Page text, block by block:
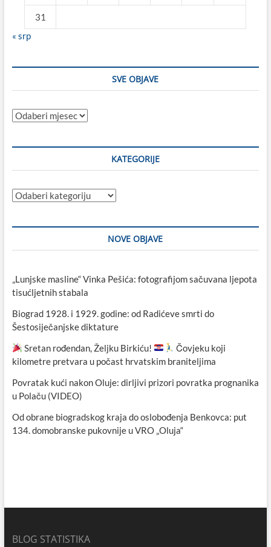
31
« srp
SVE OBJAVE
Sve
KATEGORIJE
Kategorije
NOVE OBJAVE
„Lunjske masline“ Vinka Pešića: fotografijom sačuvana ljepota
tisućljetnih stabala
Biograd 1928. i 1929. godine: od Radićeve smrti do
Šestosiječanjske diktature
Sretan rođendan, Željku Birkiću!
Čovjeku koji
kilometre pretvara u počast hrvatskim braniteljima
Povratak kući nakon Oluje: dirljivi prizori povratka prognanika
u Polaču (VIDEO)
Od obrane biogradskog kraja do oslobođenja Benkovca: put
134. domobranske pukovnije u VRO „Oluja“
BLOG STATISTIKA